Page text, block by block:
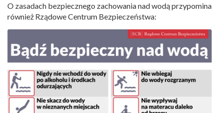
O zasadach bezpiecznego zachowania nad wodą przypomina
również Rządowe Centrum Bezpieczeństwa: